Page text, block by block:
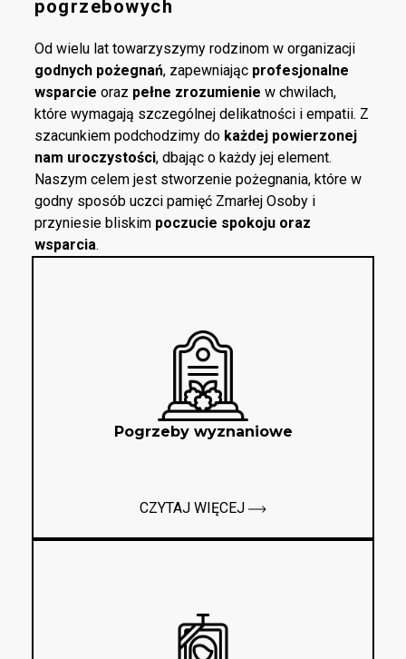
pogrzebowych
Od wielu lat towarzyszymy rodzinom w organizacji
godnych pożegnań, zapewniając profesjonalne
wsparcie oraz pełne zrozumienie w chwilach,
które wymagają szczególnej delikatności i empatii. Z
szacunkiem podchodzimy do każdej powierzonej
nam uroczystości, dbając o każdy jej element.
Naszym celem jest stworzenie pożegnania, które w
godny sposób uczci pamięć Zmarłej Osoby i
przyniesie bliskim poczucie spokoju oraz
wsparcia.
Pogrzeby wyznaniowe
CZYTAJ WIĘCEJ